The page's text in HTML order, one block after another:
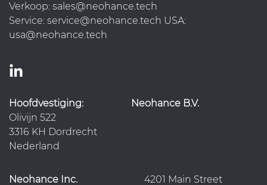
Verkoop: sales@neohance.tech
Service: service@neohance.tech USA:
usa@neohance.tech
Hoofdvestiging:
Neohance B.V.
Olivijn 522
3316 KH Dordrecht
Nederland
Neohance Inc.
4201 Main Street